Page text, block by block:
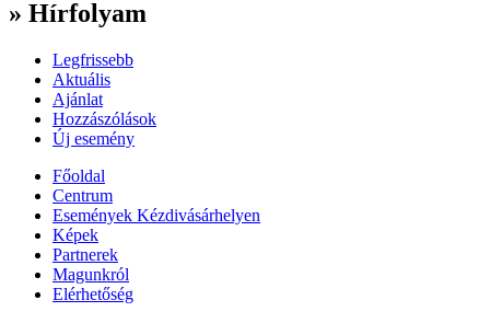
» Hírfolyam
Legfrissebb
Aktuális
Ajánlat
Hozzászólások
Új esemény
Főoldal
Centrum
Események Kézdivásárhelyen
Képek
Partnerek
Magunkról
Elérhetőség